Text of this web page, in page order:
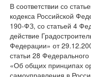
В соответствии со
кодекса Российской
190-ФЗ, со статьей 4
действие
Федерации» от
статьи 28
«Об общих принципах
самоуправления в